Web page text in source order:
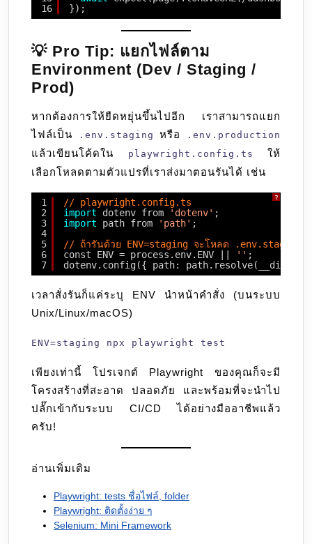
16
});
💡 Pro Tip: แยกไฟล์ตาม
Environment (Dev / Staging /
Prod)
หากต้องการให้ยืดหยุ่นขึ้นไปอีก เราสามารถแยก
ไฟล์เป็น
.env.staging หรือ .env.production
แล้วเขียนโค้ดใน playwright.config.ts
ให้
เลือกโหลดตามตัวแปรที่เราส่งมาตอนรันได้ เช่น
?
1
2
3
4
5
6
7
// playwright.config.ts
import
dotenv from 'dotenv' ;
import
path from 'path' ;
// ถ้ารันด้วย ENV=staging จะโหลด .env.staging
const ENV = process.env.ENV ||
'' ;
dotenv.config({ path:
เวลาสั่งรันก็แค่ระบุ ENV นำหน้าคำสั่ง (บนระบบ
Unix/Linux/macOS)
ENV=staging npx playwright test
เพียงเท่านี้ โปรเจกต์ Playwright ของคุณก็จะมี
โครงสร้างที่สะอาด ปลอดภัย และพร้อมที่จะนำไป
ปลั๊กเข้ากับระบบ CI/CD ได้อย่างมืออาชีพแล้ว
ครับ!
อ่านเพิ่มเติม
Playwright: tests ชื่อไฟล์, folder
Playwright: ติดตั้งง่าย ๆ
Selenium: Mini Framework